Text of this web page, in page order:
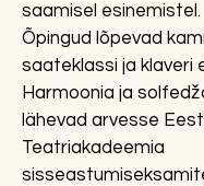
saamisel esinemistel.
Õpingud lõpevad
saateklassi ja klaveri
Harmoonia ja
lähevad arvesse
Teatriakadeemia